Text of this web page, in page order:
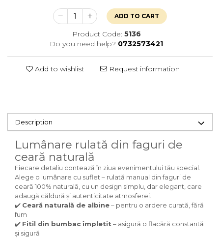
ADD TO CART
Product Code: 5136
Do you need help? 0732573421
Add to wishlist Request information
Description
Lumânare rulată din faguri de
ceară naturală
Fiecare detaliu contează în ziua evenimentului tău special.
Alege o lumânare cu suflet – rulată manual din faguri de
ceară 100% naturală, cu un design simplu, dar elegant, care
adaugă căldură și autenticitate atmosferei.
✔️ Ceară naturală de albine– pentru o ardere curată, fără
fum
✔️ Fitil din bumbac împletit – asigură o flacără constantă
și sigură